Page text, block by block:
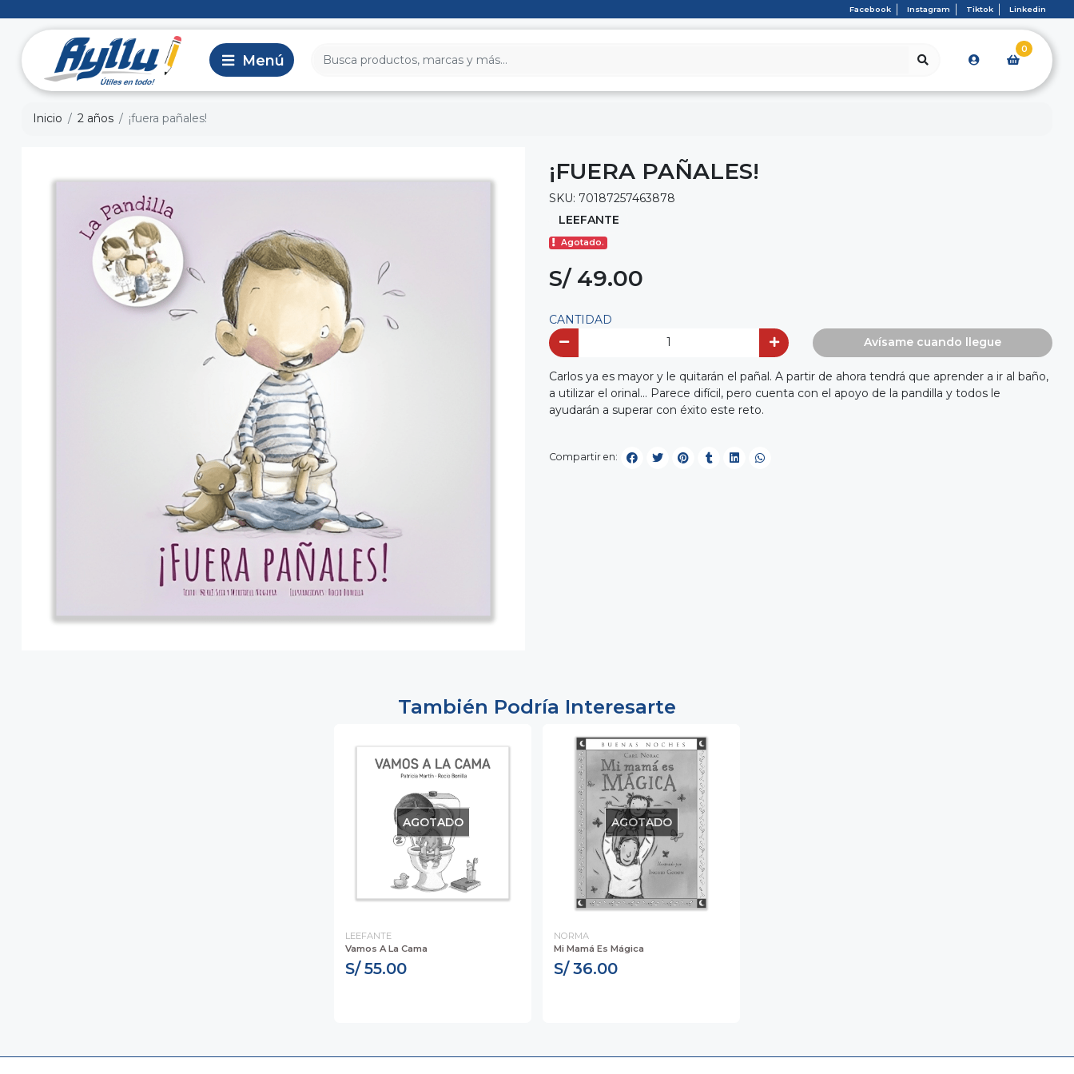
Facebook Instagram Tiktok Linkedin
0
Inicio 2 años ¡fuera pañales!
¡FUERA PAÑALES!
SKU: 70187257463878
LEEFANTE
Agotado.
S/ 49.00
CANTIDAD
Avísame cuando llegue
Carlos ya es mayor y le quitarán el pañal. A partir de ahora tendrá que aprender a ir al baño,
a utilizar el orinal… Parece difícil, pero cuenta con el apoyo de la pandilla y todos le
ayudarán a superar con éxito este reto.
Compartir en:
También Podría Interesarte
AGOTADO
LEEFANTE
Vamos A La Cama
S/ 55.00
AGOTADO
NORMA
Mi Mamá Es Mágica
S/ 36.00